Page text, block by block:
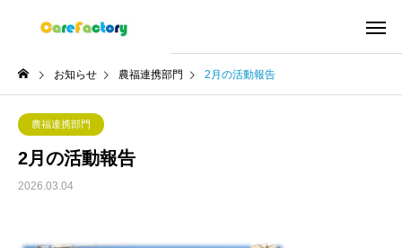
お知らせ 農福連携部門 2月の活動報告
農福連携部門
2月の活動報告
2026.03.04